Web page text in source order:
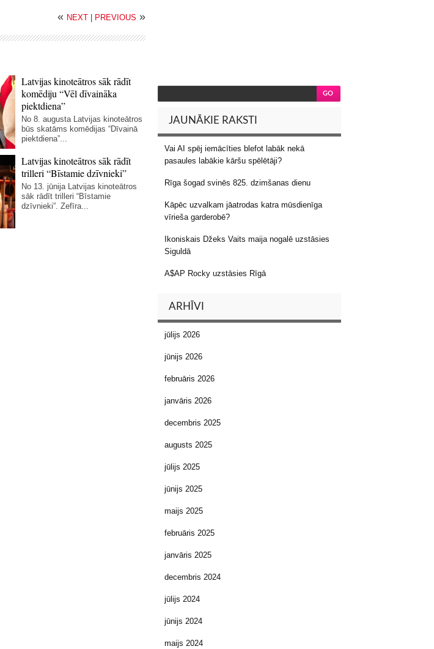
« NEXT PREVIOUS »
Latvijas kinoteātros sāk rādīt
komēdiju “Vēl dīvaināka
piektdiena”
No 8. augusta Latvijas kinoteātros
būs skatāms komēdijas “Dīvainā
piektdiena”...
Latvijas kinoteātros sāk rādīt
trilleri “Bīstamie dzīvnieki”
No 13. jūnija Latvijas kinoteātros
sāk rādīt trilleri “Bīstamie
dzīvnieki”. Zefīra...
JAUNĀKIE RAKSTI
Vai AI spēj iemācīties blefot labāk nekā
pasaules labākie kāršu spēlētāji?
Rīga šogad svinēs 825. dzimšanas dienu
Kāpēc uzvalkam jāatrodas katra mūsdienīga
vīrieša garderobē?
Ikoniskais Džeks Vaits maija nogalē uzstāsies
Siguldā
A$AP Rocky uzstāsies Rīgā
ARHĪVI
jūlijs 2026
jūnijs 2026
februāris 2026
janvāris 2026
decembris 2025
augusts 2025
jūlijs 2025
jūnijs 2025
maijs 2025
februāris 2025
janvāris 2025
decembris 2024
jūlijs 2024
jūnijs 2024
maijs 2024